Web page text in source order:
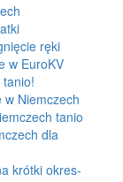
ręki
w EuroKV
Niemczech
tanio
dla
krótki okres-